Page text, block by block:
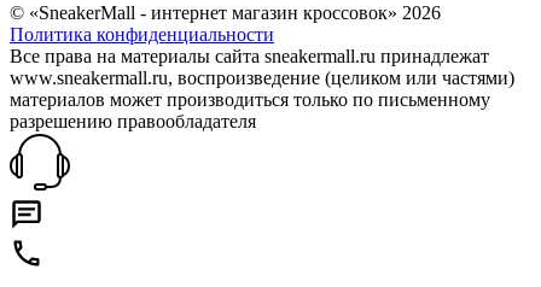
© «SneakerMall - интернет магазин кроссовок» 2026
Политика конфиденциальности
Все права на материалы сайта sneakermall.ru принадлежат
www.sneakermall.ru, воспроизведение (целиком или частями)
материалов может производиться только по письменному
разрешению правообладателя